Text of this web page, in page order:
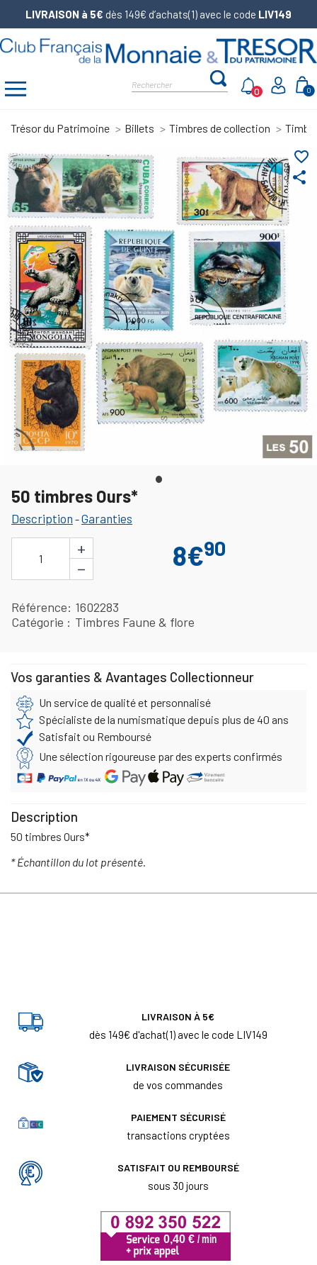
LIVRAISON à 5€ dès 149€ d’achats(1) avec le code LIV149
0
0
Trésor du Patrimoine Billets Timbres de collection
share
favorite_border
50 timbres Ours*
Description -Garanties
1
+
−
8€90
Référence 1602283
Catégorie
Timbres Faune & flore
Vos garanties & Avantages Collectionneur
Un service de qualité et personnalisé
Spécialiste de la numismatique depuis plus de 40 ans
Satisfait ou Remboursé
Une sélection rigoureuse par des experts confirmés
Description
50 timbres Ours*
* Échantillon du lot présenté.
LIVRAISON À 5€
dès 149€ d'achat(1) avec le code LIV149
LIVRAISON SÉCURISÉE
de vos commandes
PAIEMENT SÉCURISÉ
transactions cryptées
SATISFAIT OU REMBOURSÉ
sous 30 jours